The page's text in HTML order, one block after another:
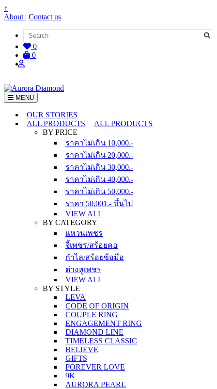
↑
About | Contact us
0
0
MENU
OUR STORIES
ALL PRODUCTS
ALL PRODUCTS
BY PRICE
ราคาไม่เกิน 10,000.-
ราคาไม่เกิน 20,000.-
ราคาไม่เกิน 30,000.-
ราคาไม่เกิน 40,000.-
ราคาไม่เกิน 50,000.-
ราคา 50,001.- ขึ้นไป
VIEW ALL
BY CATEGORY
แหวนเพชร
จี้เพชร/สร้อยคอ
กำไล/สร้อยข้อมือ
ต่างหูเพชร
VIEW ALL
BY STYLE
LEVA
CODE OF ORIGIN
COUPLE RING
ENGAGEMENT RING
DIAMOND LINE
TIMELESS CLASSIC
BELIEVE
GIFTS
FOREVER LOVE
9K
AURORA PEARL